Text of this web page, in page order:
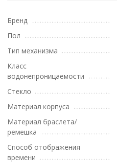
Бренд
Пол
Тип механизма
Класс
водонепроницаемости
Стекло
Материал корпуса
Материал браслета/
ремешка
Способ отображения
времени